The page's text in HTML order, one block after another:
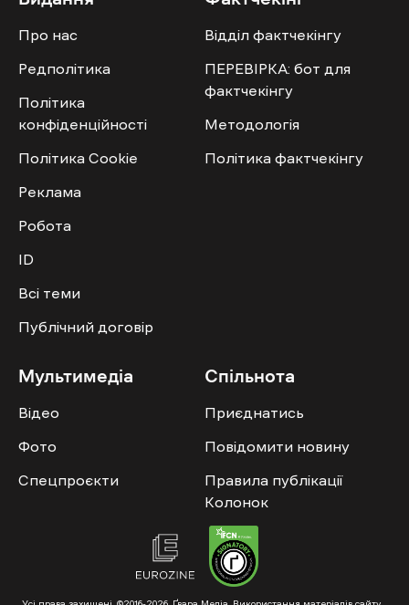
Про нас
Редполітика
Політика
конфіденційності
Політика Cookie
Реклама
Робота
ID
Всі теми
Публічний договір
Відділ фактчекінгу
ПЕРЕВІРКА: бот для
фактчекінгу
Методологія
Політика фактчекінгу
Мультимедіа
Відео
Фото
Спецпроєкти
Спільнота
Приєднатись
Повідомити новину
Правила публікації
Колонок